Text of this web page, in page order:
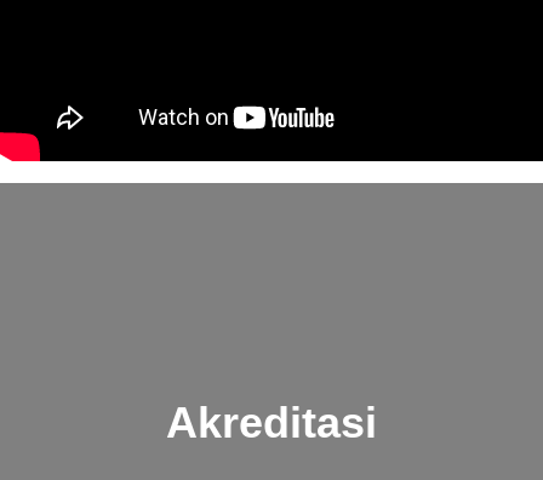
Akreditasi